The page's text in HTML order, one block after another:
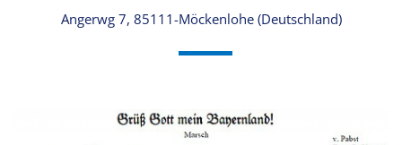
Angerwg 7, 85111-Möckenlohe (Deutschland)